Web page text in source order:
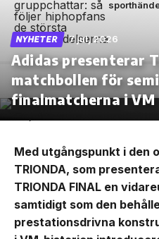
NYHETER 7 jul, 2026
Adidas presenterar
matchbollen för
finalmatcherna i VM
Med utgångspunkt i den
TRIONDA, som
TRIONDA FINAL en
samtidigt som den
prestationsdrivna